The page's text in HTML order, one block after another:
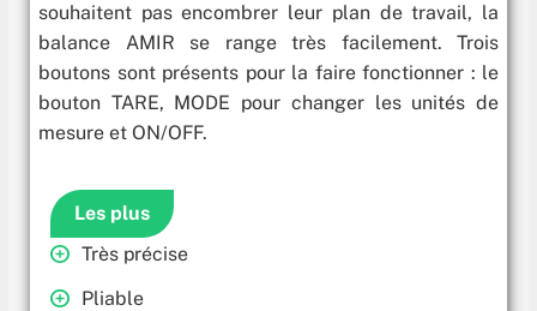
souhaitent pas encombrer leur plan de travail, la
balance AMIR se range très facilement. Trois
boutons sont présents pour la faire fonctionner : le
bouton TARE, MODE pour changer les unités de
mesure et ON/OFF.
Les plus
Très précise
Pliable